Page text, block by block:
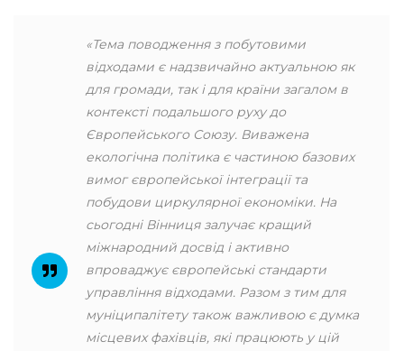
«Тема поводження з побутовими
відходами є надзвичайно актуальною як
для громади, так і для країни загалом в
контексті подальшого руху до
Європейського Союзу. Виважена
екологічна політика є частиною базових
вимог європейської інтеграції та
побудови циркулярної економіки. На
сьогодні Вінниця залучає кращий
міжнародний досвід і активно
впроваджує європейські стандарти
управління відходами. Разом з тим для
муніципалітету також важливою є думка
місцевих фахівців, які працюють у цій